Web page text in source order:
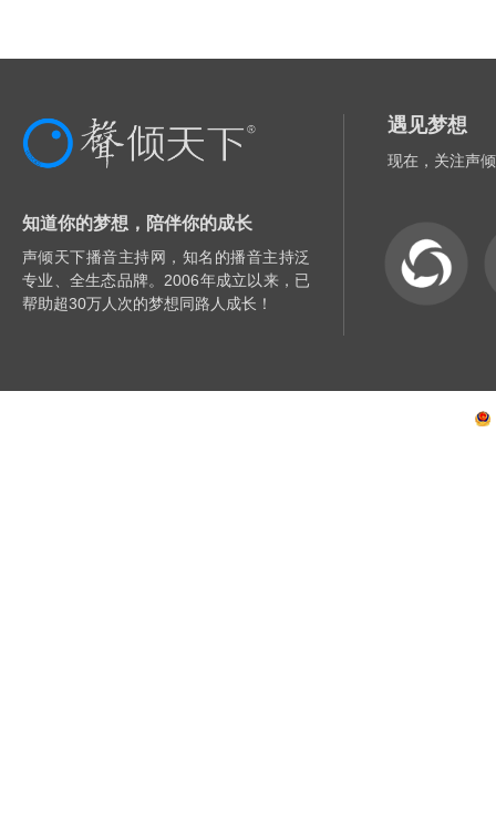
知道你的梦想，陪伴你的成长
声倾天下播音主持网，知名的播音主持泛
专业、全生态品牌。2006年成立以来，已
帮助超30万人次的梦想同路人成长！
遇见梦想
现在，关注声